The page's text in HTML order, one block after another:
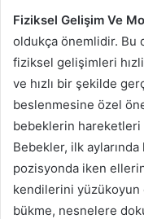
Fiziksel Gelişim Ve
oldukça önemlidir. Bu
fiziksel gelişimleri
ve hızlı bir şekilde
beslenmesine özel
bebeklerin hareketleri
Bebekler, ilk aylarında
pozisyonda iken
kendilerini yüzükoyun
bükme, nesnelere